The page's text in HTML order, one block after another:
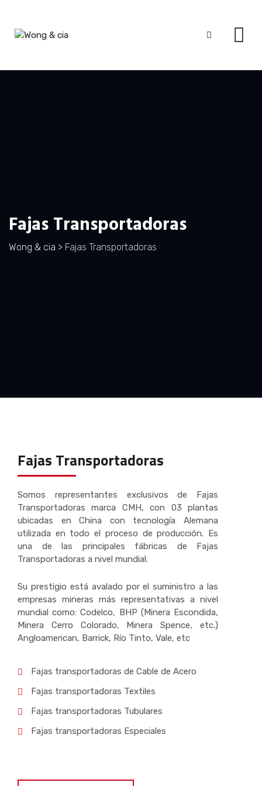
content
Fajas Transportadoras
Wong & cia > Fajas Transportadoras
Fajas Transportadoras
Somos representantes exclusivos de Fajas
Transportadoras marca CMH, con 03 plantas
ubicadas en China con tecnología Alemana
utilizada en todo el proceso de producción. Es
una de las principales fábricas de Fajas
Transportadoras a nivel mundial.
Su prestigio está avalado por el suministro a las
empresas mineras más representativas a nivel
mundial como: Codelco, BHP (Minera Escondida,
Minera Cerro Colorado, Minera Spence, etc.)
Angloamerican, Barrick, Río Tinto, Vale, etc
Fajas transportadoras de Cable de Acero
Fajas transportadoras Textiles
Fajas transportadoras Tubulares
Fajas transportadoras Especiales